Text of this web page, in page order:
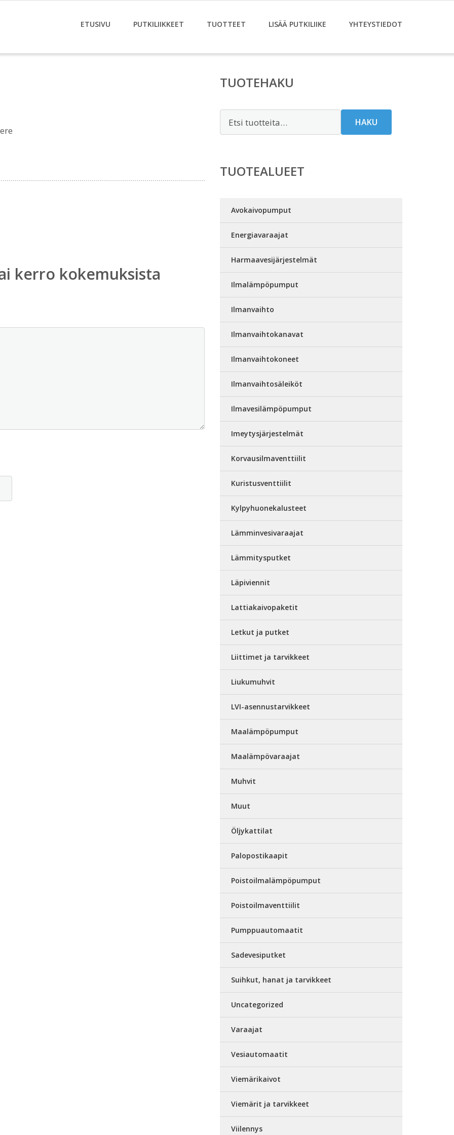
ETUSIVU PUTKILIIKKEET TUOTTEET LISÄÄ PUTKILIIKE YHTEYSTIEDOT
kerro kokemuksista
TUOTEHAKU
HAKU
TUOTEALUEET
Avokaivopumput
Energiavaraajat
Harmaavesijärjestelmät
Ilmalämpöpumput
Ilmanvaihto
Ilmanvaihtokanavat
Ilmanvaihtokoneet
Ilmanvaihtosäleiköt
Ilmavesilämpöpumput
Imeytysjärjestelmät
Korvausilmaventtiilit
Kuristusventtiilit
Kylpyhuonekalusteet
Lämminvesivaraajat
Lämmitysputket
Läpiviennit
Lattiakaivopaketit
Letkut ja putket
Liittimet ja tarvikkeet
Liukumuhvit
LVI-asennustarvikkeet
Maalämpöpumput
Maalämpövaraajat
Muhvit
Muut
Öljykattilat
Palopostikaapit
Poistoilmalämpöpumput
Poistoilmaventtiilit
Pumppuautomaatit
Sadevesiputket
Suihkut, hanat ja tarvikkeet
Uncategorized
Varaajat
Vesiautomaatit
Viemärikaivot
Viemärit ja tarvikkeet
Viilennys